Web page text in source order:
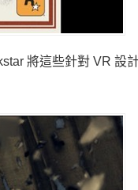
將這些針對 VR 設